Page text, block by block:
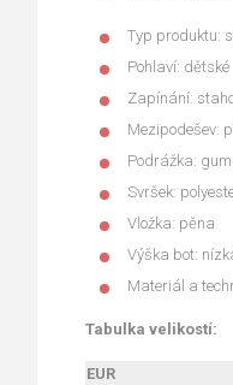
Typ produktu:
Pohlaví: dětské
Zapínání:
Mezipodešev:
Podrážka:
Svršek:
Vložka: pěna
Výška bot:
Materiál a
Tabulka velikostí:
EUR